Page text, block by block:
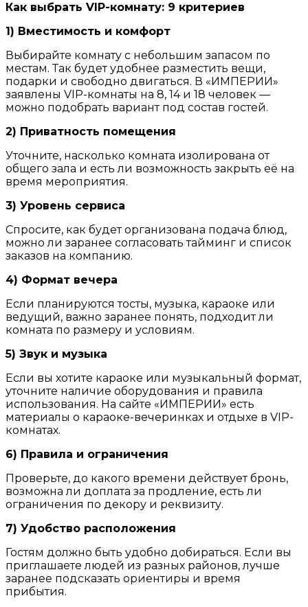
Как выбрать VIP-комнату: 9 критериев
1) Вместимость и комфорт
Выбирайте комнату с небольшим запасом по
местам. Так будет удобнее разместить вещи,
подарки и свободно двигаться. В «ИМПЕРИИ»
заявлены VIP-комнаты на 8, 14 и 18 человек —
можно подобрать вариант под состав гостей.
2) Приватность помещения
Уточните, насколько комната изолирована от
общего зала и есть ли возможность закрыть её на
время мероприятия.
3) Уровень сервиса
Спросите, как будет организована подача блюд,
можно ли заранее согласовать тайминг и список
заказов на компанию.
4) Формат вечера
Если планируются тосты, музыка, караоке или
ведущий, важно заранее понять, подходит ли
комната по размеру и условиям.
5) Звук и музыка
Если вы хотите караоке или музыкальный формат,
уточните наличие оборудования и правила
использования. На сайте «ИМПЕРИИ» есть
материалы о караоке-вечеринках и отдыхе в VIP-
комнатах.
6) Правила и ограничения
Проверьте, до какого времени действует бронь,
возможна ли доплата за продление, есть ли
ограничения по декору и реквизиту.
7) Удобство расположения
Гостям должно быть удобно добираться. Если вы
приглашаете людей из разных районов, лучше
заранее подсказать ориентиры и время
прибытия.